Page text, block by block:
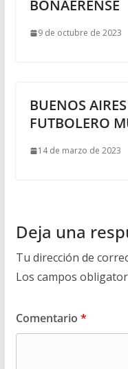
BONAERENSE
9 de octubre de 2023
BUENOS
FUTBOLERO
14 de marzo de 2023
Deja una
Tu dirección de
Los campos
Comentario *